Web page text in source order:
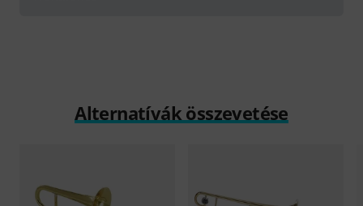
Alternatívák összevetése